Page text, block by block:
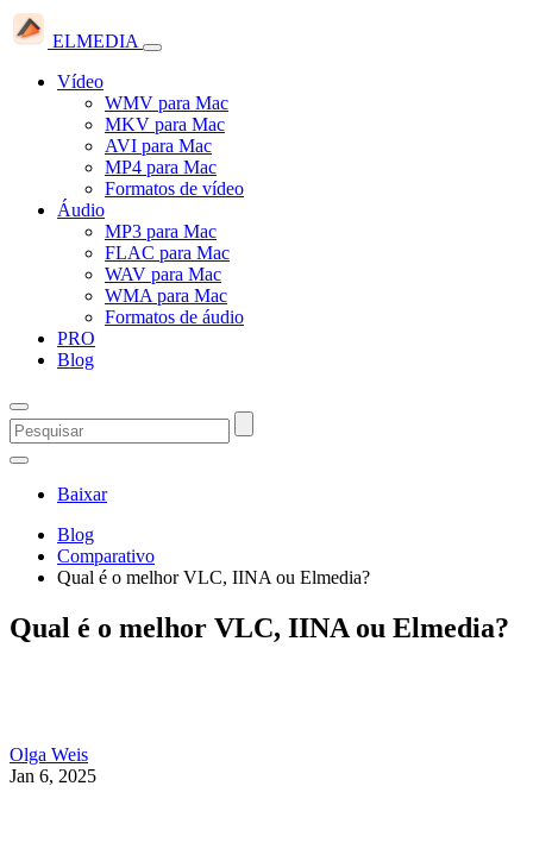
ELMEDIA
Vídeo
WMV para Mac
MKV para Mac
AVI para Mac
MP4 para Mac
Formatos de vídeo
Áudio
MP3 para Mac
FLAC para Mac
WAV para Mac
WMA para Mac
Formatos de áudio
PRO
Blog
Baixar
Blog
Comparativo
Qual é o melhor VLC, IINA ou Elmedia?
Qual é o melhor VLC, IINA ou Elmedia?
Olga Weis
Jan 6, 2025